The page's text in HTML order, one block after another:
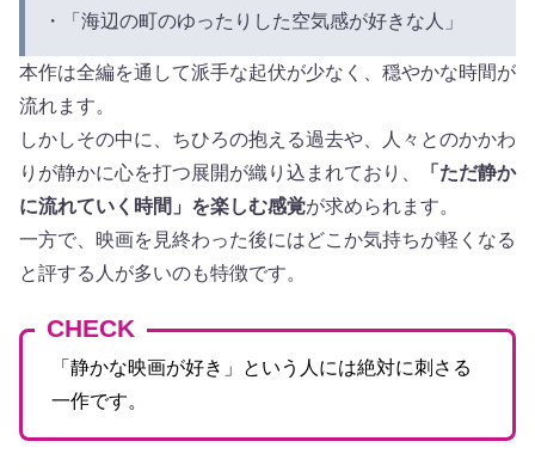
・「海辺の町のゆったりした空気感が好きな人」
本作は全編を通して派手な起伏が少なく、穏やかな時間が
流れます。
しかしその中に、ちひろの抱える過去や、人々とのかかわ
りが静かに心を打つ展開が織り込まれており、
「ただ静か
に流れていく時間」を楽しむ感覚が求められます。
一方で、映画を見終わった後にはどこか気持ちが軽くなる
と評する人が多いのも特徴です。
CHECK
「静かな映画が好き」という人には絶対に刺さる
一作です。